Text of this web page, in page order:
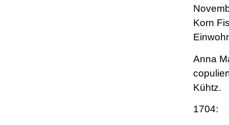
Korn
Anna
Kühtz.
1704: